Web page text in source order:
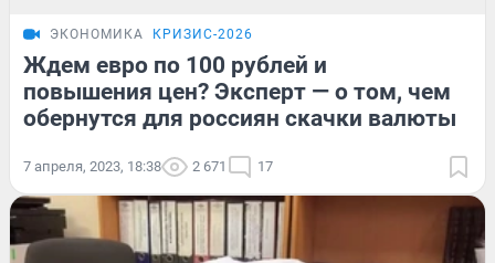
ЭКОНОМИКА КРИЗИС-2026
Ждем евро по 100 рублей и
повышения цен? Эксперт — о том, чем
обернутся для россиян скачки валюты
7 апреля, 2023, 18:38 2 671 17